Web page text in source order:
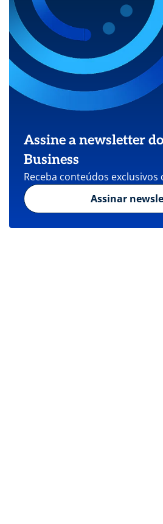
Assine a newsletter
Business
Receba conteúdos exclusivos
Assinar